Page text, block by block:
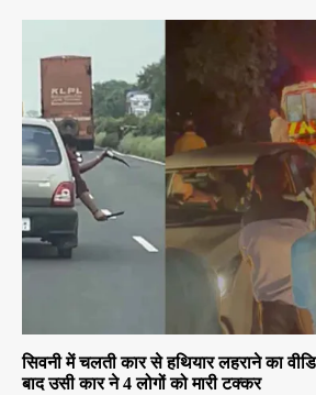
सिवनी में चलती कार से हथियार लहराने का
बाद उसी कार ने 4 लोगों को मारी टक्कर